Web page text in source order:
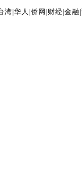
湾 |华人 |侨网 财经 |金融 |